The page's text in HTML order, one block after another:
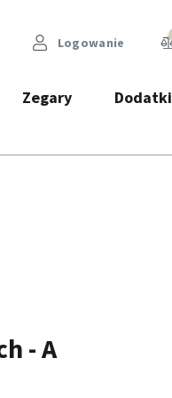
Logowanie
Zegary Dodatki
- A